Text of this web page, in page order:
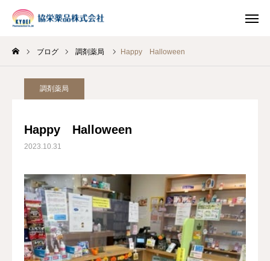
ブログ 調剤薬局 Happy Halloween
調剤薬局
Happy Halloween
2023.10.31
INSTAGRAM
HOME
事業案内
ブログ